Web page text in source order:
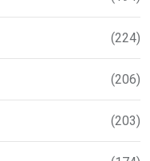
(224)
(206)
(203)